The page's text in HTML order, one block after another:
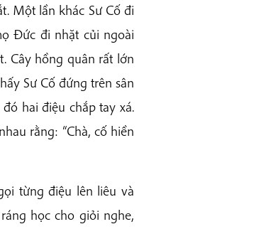
Một lần khác Sư Cố đi
Đức đi nhặt củi ngoài
Cây hồng quân rất lớn
Sư Cố đứng trên sân
hai điệu chắp tay xá.
rằng: “Chà, cố hiền
từng điệu lên liêu và
học cho giỏi nghe,